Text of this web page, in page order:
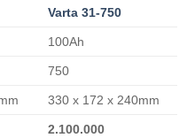
Varta 31-750
100Ah
750
330 x 172 x 240mm
2.100.000